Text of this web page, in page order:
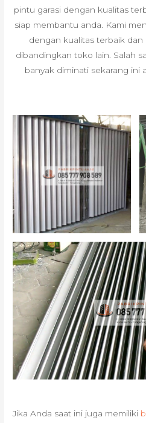
pintu garasi dengan kualitas
siap membantu anda. Kami
dengan kualitas terbaik dan
dibandingkan toko lain. Salah
banyak diminati sekarang ini
Jika Anda saat ini juga memiliki